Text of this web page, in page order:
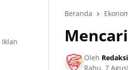
Beranda
Oleh Redaksi
Rabu, 7
Iklan